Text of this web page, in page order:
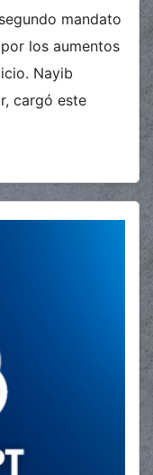
mandato
los aumentos
Nayib
cargó este